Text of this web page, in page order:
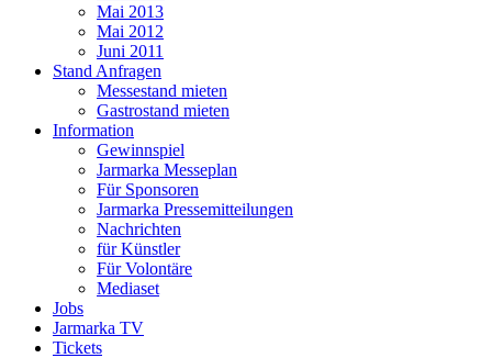
Mai 2013
Mai 2012
Juni 2011
Stand Anfragen
Messestand mieten
Gastrostand mieten
Information
Gewinnspiel
Jarmarka Messeplan
Für Sponsoren
Jarmarka Pressemitteilungen
Nachrichten
für Künstler
Für Volontäre
Mediaset
Jobs
Jarmarka TV
Tickets